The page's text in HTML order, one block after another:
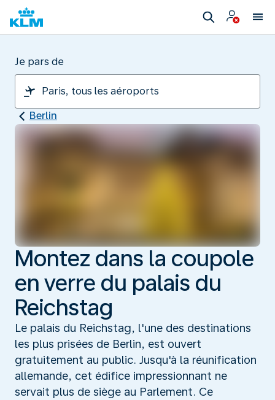
Je pars de
Berlin
Montez dans la coupole
en verre du palais du
Reichstag
Le palais du Reichstag, l'une des destinations
les plus prisées de Berlin, est ouvert
gratuitement au public. Jusqu'à la réunification
allemande, cet édifice impressionnant ne
servait plus de siège au Parlement. Ce